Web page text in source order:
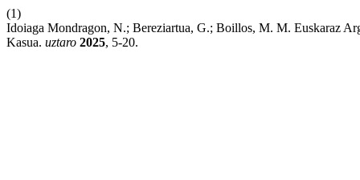
(1)
Idoiaga Mondragon, N.; Bereziartua, G.; Boillos, M. M. Euskaraz
Kasua. uztaro 2025, 5-20.